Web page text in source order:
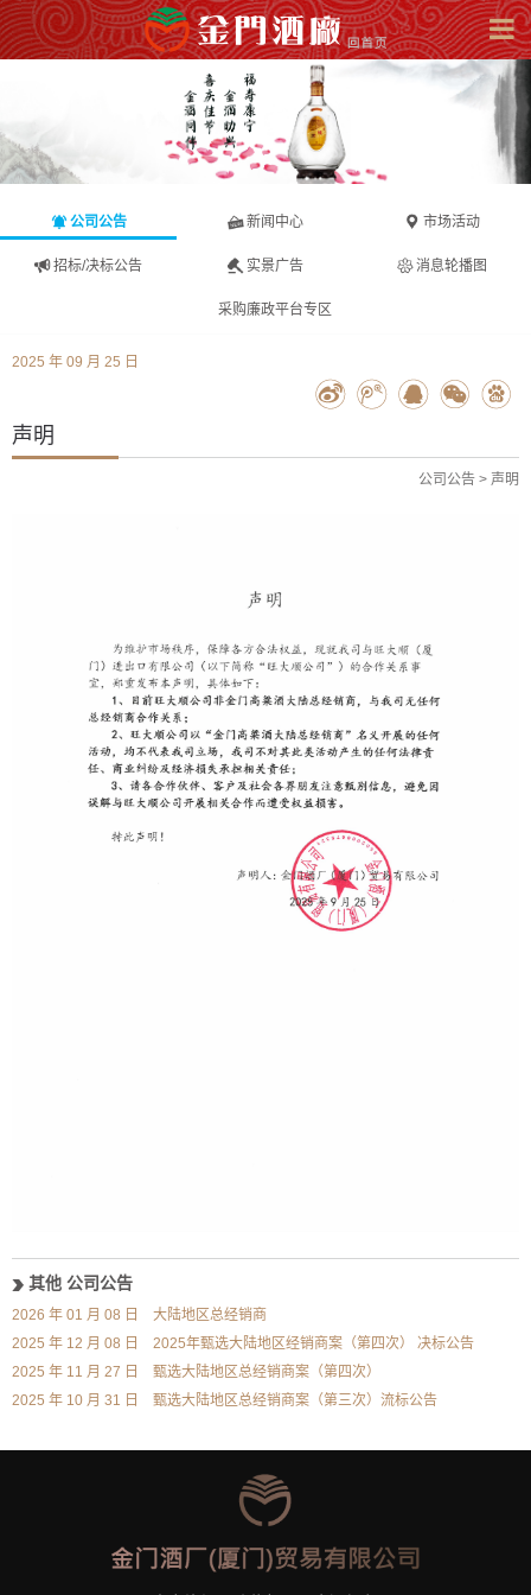
公司公告 新闻中心 市场活动
招标/决标公告 实景广告 消息轮播图
采购廉政平台专区
2025 年 09 月 25 日
声明
公司公告 > 声明
其他 公司公告
2026 年 01 月 08 日
大陆地区总经销商
2025 年 12 月 08 日
2025年甄选大陆地区经销商案（第四次） 决标公告
2025 年 11 月 27 日
甄选大陆地区总经销商案（第四次）
2025 年 10 月 31 日
甄选大陆地区总经销商案（第三次）流标公告